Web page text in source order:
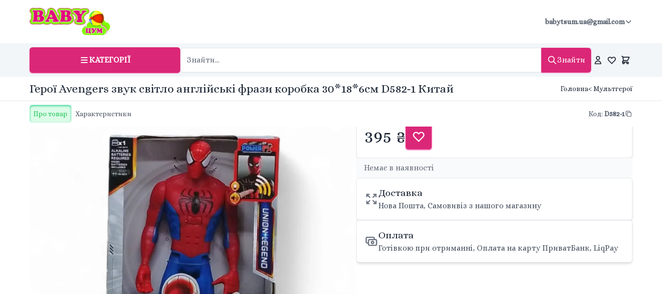
babytsum.ua@gmail.com
КАТЕГОРІЇ Знайти
Герої Avengers звук світло англійські фрази коробка 30*18*6см D582-1 Китай Головна< Мультгерої
Про товар Характеристики Код: D582-1
395 ₴
Немає в наявності
Доставка
Нова Пошта, Самовивіз з нашого магазину
Оплата
Готівкою при отриманні, Оплата на карту ПриватБанк, LiqPay